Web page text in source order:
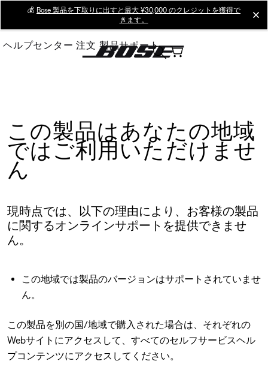
Main
💰 Bose 製品を下取りに出すと最大 ¥30,000 のクレジットを獲得で
きます。
ヘルプセンター 注文 製品サポート
この製品はあなたの地域
ではご利用いただけませ
ん
現時点では、以下の理由により、お客様の製品
に関するオンラインサポートを提供できませ
ん。
この地域では製品のバージョンはサポートされていませ
ん。
この製品を別の国/地域で購入された場合は、それぞれの
Webサイトにアクセスして、すべてのセルフサービスヘル
プコンテンツにアクセスしてください。